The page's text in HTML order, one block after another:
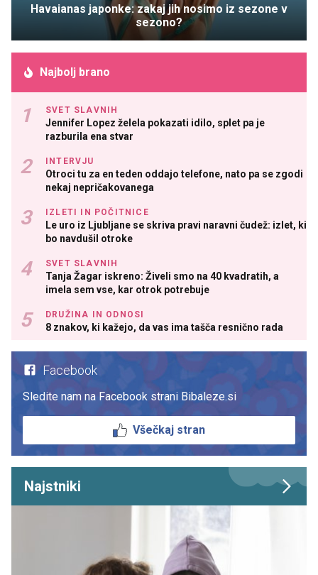
Havaianas japonke: zakaj jih nosimo iz sezone v
sezono?
Najbolj brano
SVET SLAVNIH
Jennifer Lopez želela pokazati idilo, splet pa je
razburila ena stvar
INTERVJU
Otroci tu za en teden oddajo telefone, nato pa se zgodi
nekaj nepričakovanega
IZLETI IN POČITNICE
Le uro iz Ljubljane se skriva pravi naravni čudež: izlet, ki
bo navdušil otroke
SVET SLAVNIH
Tanja Žagar iskreno: Živeli smo na 40 kvadratih, a
imela sem vse, kar otrok potrebuje
DRUŽINA IN ODNOSI
8 znakov, ki kažejo, da vas ima tašča resnično rada
Facebook
Sledite nam na Facebook strani Bibaleze.si
Všečkaj stran
Najstniki